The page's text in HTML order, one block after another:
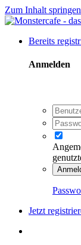
Zum Inhalt springen
Bereits
Anmelden
Jetzt